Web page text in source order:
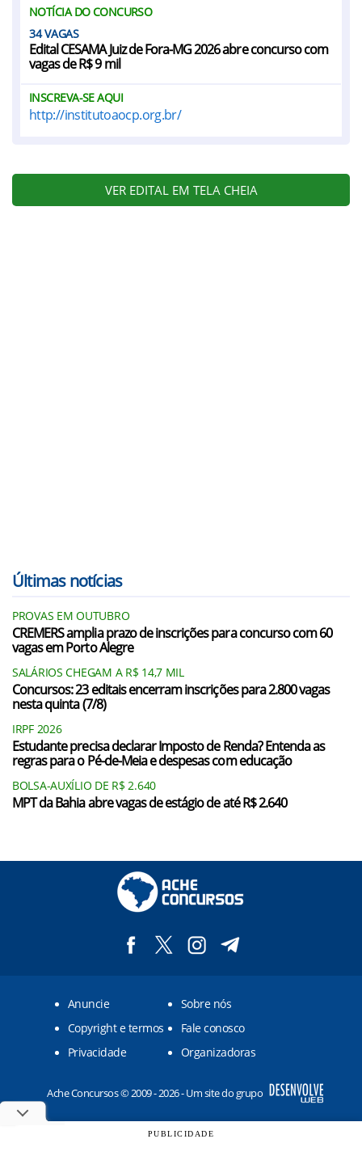
NOTÍCIA DO CONCURSO
34
Edital CESAMA Juiz de Fora-MG 2026 abre concurso com
vagas de R$ 9 mil
INSCREVA-SE AQUI
http://institutoaocp.org.br/
VER EDITAL EM TELA CHEIA
Últimas notícias
PROVAS EM OUTUBRO
CREMERS amplia prazo de inscrições para concurso com 60
vagas em Porto Alegre
SALÁRIOS CHEGAM A R$ 14,7 MIL
Concursos: 23 editais encerram inscrições para 2.800 vagas
nesta quinta (7/8)
IRPF 2026
Estudante precisa declarar Imposto de Renda? Entenda as
regras para o Pé-de-Meia e despesas com educação
BOLSA-AUXÍLIO DE R$ 2.640
MPT da Bahia abre vagas de estágio de até R$ 2.640
Anuncie
Sobre nós
Copyright e termos
Fale conosco
Privacidade
Organizadoras
Ache Concursos © 2009 - 2026 - Um site do grupo
PUBLICIDADE